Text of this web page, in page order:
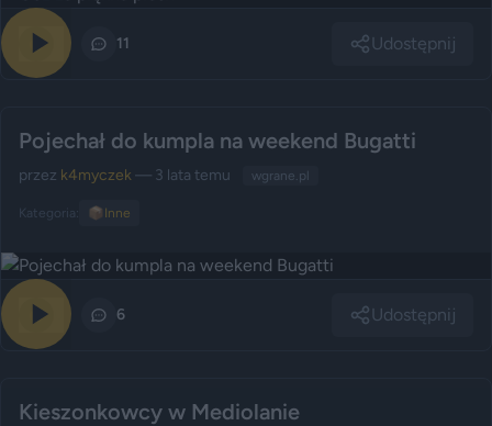
11 Udostępnij
Pojechał do kumpla na weekend Bugatti
przez k4myczek— 3 lata temu wgrane.pl
Kategoria: 📦 Inne
6 Udostępnij
Kieszonkowcy w Mediolanie